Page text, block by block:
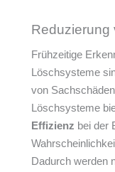
Reduzierung
Frühzeitige
Löschsysteme
von
Löschsysteme
Effizienz bei der
Dadurch werden